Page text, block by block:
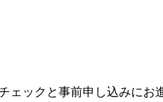
ェックと事前申し込みにお